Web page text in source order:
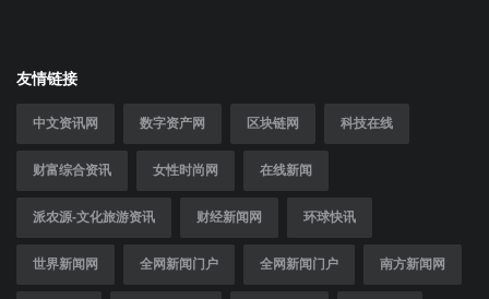
友情链接
中文资讯网 数字资产网 区块链网 科技在线
财富综合资讯 女性时尚网 在线新闻
派农源-文化旅游资讯 财经新闻网 环球快讯
世界新闻网 全网新闻门户 全网新闻门户 南方新闻网